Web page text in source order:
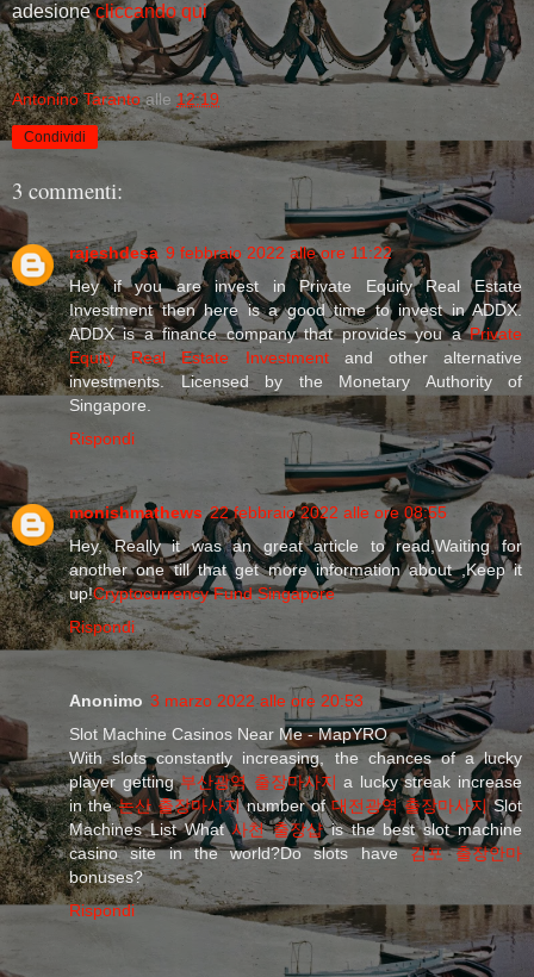
adesionecliccando qui
Antonino Taranto alle 12:19
Condividi
3 commenti:
rajeshdesa 9 febbraio 2022 alle ore 11:22
Hey if you are invest in Private Equity Real Estate
Investment then here is a good time to invest in ADDX.
ADDX is a finance company that provides you aPrivate
Equity Real Estate Investmentand other alternative
investments. Licensed by the Monetary Authority of
Singapore.
Rispondi
monishmathews 22 febbraio 2022 alle ore 08:55
Hey, Really it was an great article to read,Waiting for
another one till that get more information about ,Keep it
up!Cryptocurrency Fund Singapore
Rispondi
Anonimo 3 marzo 2022 alle ore 20:53
Slot Machine Casinos Near Me - MapYRO
With slots constantly increasing, the chances of a lucky
player getting부산광역 출장마사지 a lucky streak increase
in the논산 출장마사지number of대전광역 출장마사지Slot
Machines List What사천 출장샵is the best slot machine
casino site in the world?Do slots have김포 출장안마
bonuses?
Rispondi